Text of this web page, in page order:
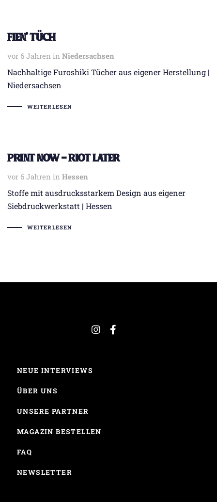
Fien’ Tüch
vor 6 Jahren in
Tags Niedersachsen
Nachhaltige Furoshiki Tücher aus eigener Herstellung |
Niedersachsen
WEITERLESEN
Print now – Riot later
vor 6 Jahren in
Tags Hessen
Stoffe mit ausdrucksstarkem Design aus eigener
Siebdruckwerkstatt | Hessen
WEITERLESEN
NEUE INTERVIEWS
ÜBER UNS
UNSERE PARTNER
MAGAZIN BESTELLEN
FAQ
NEWSLETTER